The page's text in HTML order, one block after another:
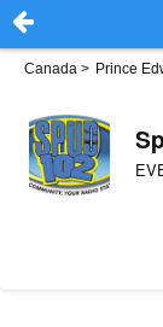
Canada > Prince